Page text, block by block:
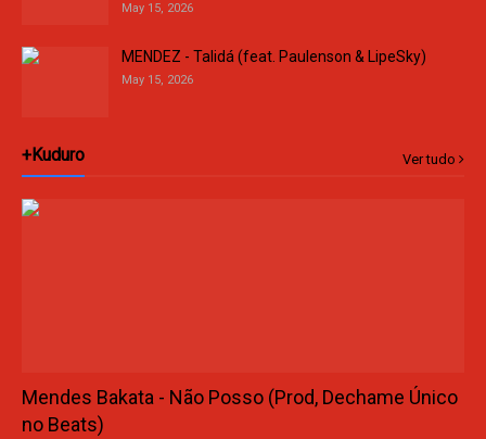
May 15, 2026
MENDEZ - Talidá (feat. Paulenson & LipeSky)
May 15, 2026
+Kuduro Ver tudo
Mendes Bakata - Não Posso (Prod, Dechame Único
no Beats)